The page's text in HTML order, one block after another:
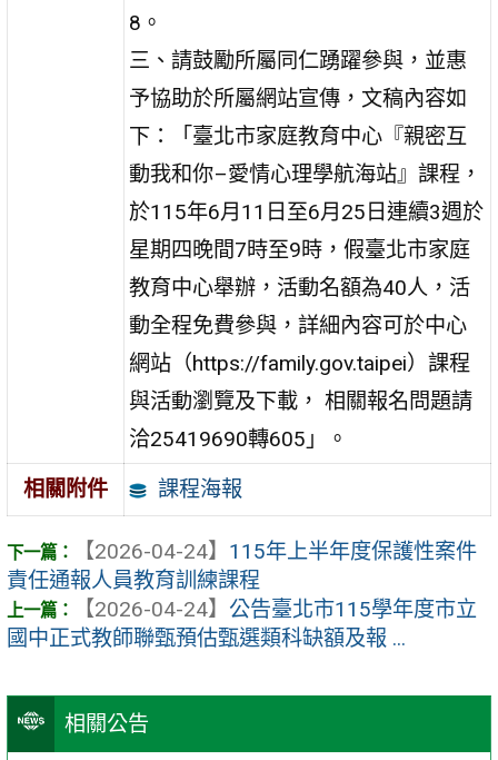
相關公告
8。
三、請鼓勵所屬同仁踴躍參與，並惠
予協助於所屬網站宣傳，文稿內容如
下：「臺北市家庭教育中心『親密互
動我和你–愛情心理學航海站』課程，
於115年6月11日至6月25日連續3週於
星期四晚間7時至9時，假臺北市家庭
教育中心舉辦，活動名額為40人，活
動全程免費參與，詳細內容可於中心
網站（https://family.gov.taipei）課程
與活動瀏覽及下載， 相關報名問題請
洽25419690轉605」。
相關附件
課程海報
【2026-04-24】 115年上半年度保護性案件
責任通報人員教育訓練課程
【2026-04-24】 公告臺北市115學年度市立
國中正式教師聯甄預估甄選類科缺額及報 ...